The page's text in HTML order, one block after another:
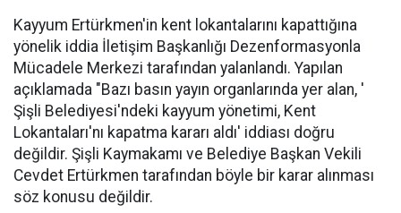
Kayyum Ertürkmen'in kent lokantalarını kapattığına
yönelik iddia İletişim Başkanlığı Dezenformasyonla
Mücadele Merkezi tarafından yalanlandı. Yapılan
açıklamada "Bazı basın yayın organlarında yer alan, '
Şişli Belediyesi'ndeki kayyum yönetimi, Kent
Lokantaları'nı kapatma kararı aldı' iddiası doğru
değildir. Şişli Kaymakamı ve Belediye Başkan Vekili
Cevdet Ertürkmen tarafından böyle bir karar alınması
söz konusu değildir.